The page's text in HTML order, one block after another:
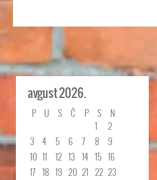
avgust 2026.
P U S Č P S
N
1
2
3
4 5 6 7 8
9
10 11 12 13 14 15 16
17 18 19 20 21 22 23